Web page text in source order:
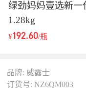
绿劲妈妈壹选新一
1.28kg
¥192.60/瓶
品牌: 威露士
订货号: NZ6QM003